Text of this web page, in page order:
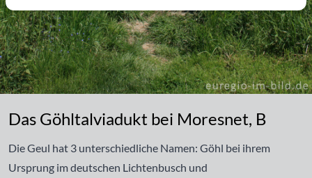
Das Göhltalviadukt bei Moresnet, B
Die Geul hat 3 unterschiedliche Namen: Göhl bei ihrem
Ursprung im deutschen Lichtenbusch und